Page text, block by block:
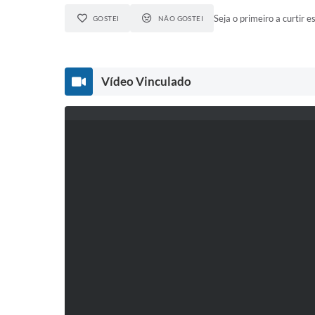
GOSTEI NÃO GOSTEI Seja o primeiro a curtir
Vídeo Vinculado